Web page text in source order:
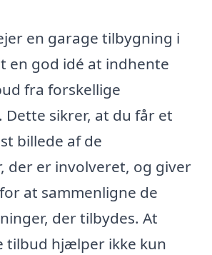
en garage tilbygning i
en god idé at indhente
fra forskellige
sikrer, at du får et
billede af de
der er involveret, og giver
at sammenligne de
der tilbydes. At
tilbud hjælper ikke kun